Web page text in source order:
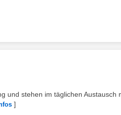
und stehen im täglichen Austausch
]